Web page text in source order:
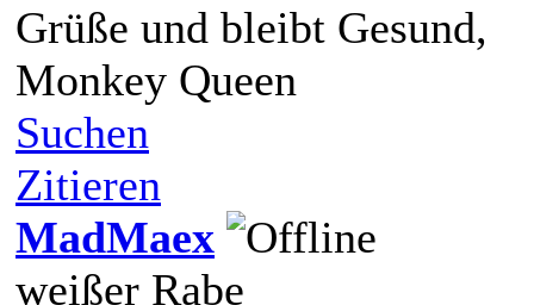
Grüße und bleibt Gesund,
Monkey Queen
Suchen
Zitieren
MadMaex
weißer Rabe